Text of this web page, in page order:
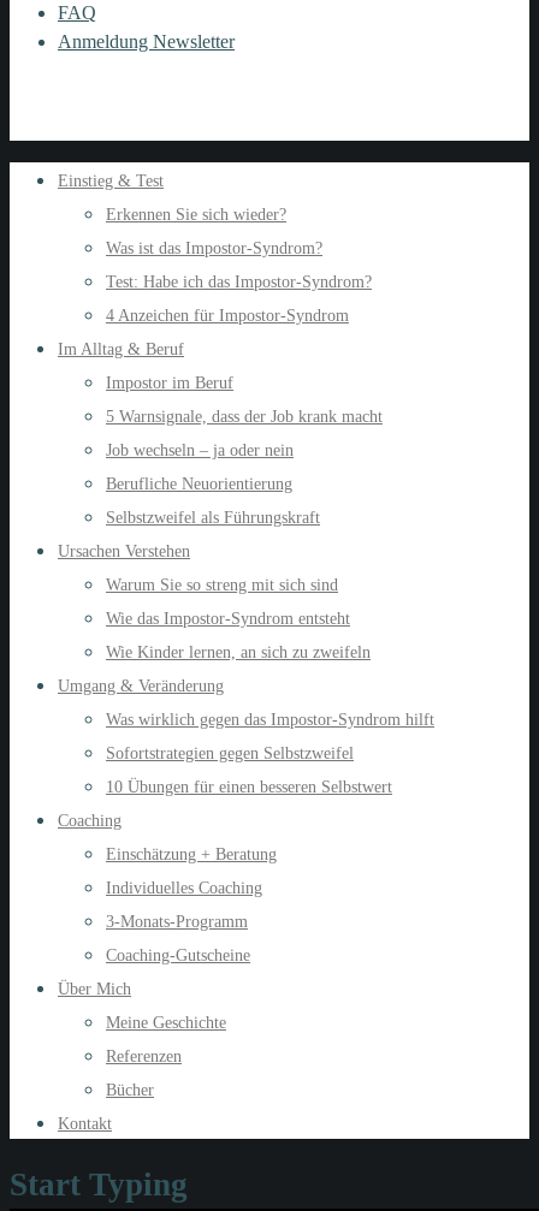
FAQ
Anmeldung Newsletter
Einstieg & Test
Erkennen Sie sich wieder?
Was ist das Impostor-Syndrom?
Test: Habe ich das Impostor-Syndrom?
4 Anzeichen für Impostor-Syndrom
Im Alltag & Beruf
Impostor im Beruf
5 Warnsignale, dass der Job krank macht
Job wechseln – ja oder nein
Berufliche Neuorientierung
Selbstzweifel als Führungskraft
Ursachen Verstehen
Warum Sie so streng mit sich sind
Wie das Impostor-Syndrom entsteht
Wie Kinder lernen, an sich zu zweifeln
Umgang & Veränderung
Was wirklich gegen das Impostor-Syndrom hilft
Sofortstrategien gegen Selbstzweifel
10 Übungen für einen besseren Selbstwert
Coaching
Einschätzung + Beratung
Individuelles Coaching
3-Monats-Programm
Coaching-Gutscheine
Über Mich
Meine Geschichte
Referenzen
Bücher
Kontakt
Start Typing